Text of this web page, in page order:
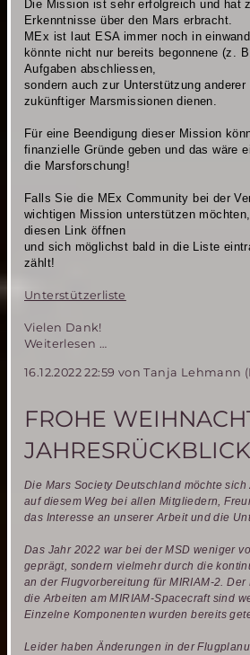
Die Mission ist sehr erfolgreichund hat
Erkenntnisse über den Mars erbracht.
MEx ist laut ESA immer noch in
könnte nicht nur bereits begonnene (z.
Aufgaben abschliessen,
sondern auch zur Unterstützung anderer
zukünftiger Marsmissionen dienen.
Für eine Beendigung dieser Mission
finanzielle Gründe geben und das wäre
die Marsforschung!
Falls Sie die MEx Community bei der
wichtigen Mission unterstützen
diesen Link öffnen
und sich möglichst bald in die Liste
zählt!
Unterstützerliste
Vielen Dank!
Weiterlesen …
MEX
retten!
16.12.2022 22:59 von Tanja Lehmann
FROHE
Die Mars Society Deutschland möchte
auf diesem Weg bei allen Mitgliedern,
das Interesse an unserer Arbeit und die
Das Jahr 2022 war bei der MSD weniger
geprägt, sondern vielmehr durch die
an der Flugvorbereitung für MIRIAM-2.
die Arbeiten am MIRIAM-Spacecraft sind
Einzelne Komponenten wurden bereits
Leider haben Änderungen in der